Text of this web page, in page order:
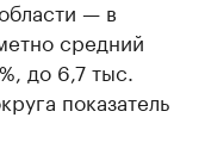
— в
средний
до 6,7 тыс.
показатель